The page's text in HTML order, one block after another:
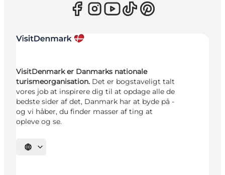
VisitDenmark er Danmarks nationale
turismeorganisation. Det er bogstaveligt talt
vores job at inspirere dig til at opdage alle de
bedste sider af det, Danmark har at byde på -
og vi håber, du finder masser af ting at
opleve og se.
Vælg sprog